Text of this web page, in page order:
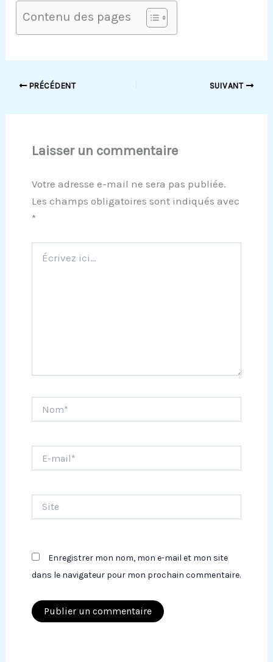
Contenu des pages
PRÉCÉDENT SUIVANT
Laisser un commentaire
Votre adresse e-mail ne sera pas publiée.
Les champs obligatoires sont indiqués avec
*
ici…
mail*
Enregistrer mon nom, mon e-mail et mon site
dans le navigateur pour mon prochain commentaire.